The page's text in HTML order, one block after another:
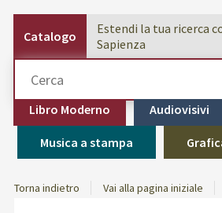
Catalogo
Estendi la tua ricerca
Sapienza
Libro Moderno Audiovisivi
Musica a stampa
Torna indietro Vai alla pagina iniziale